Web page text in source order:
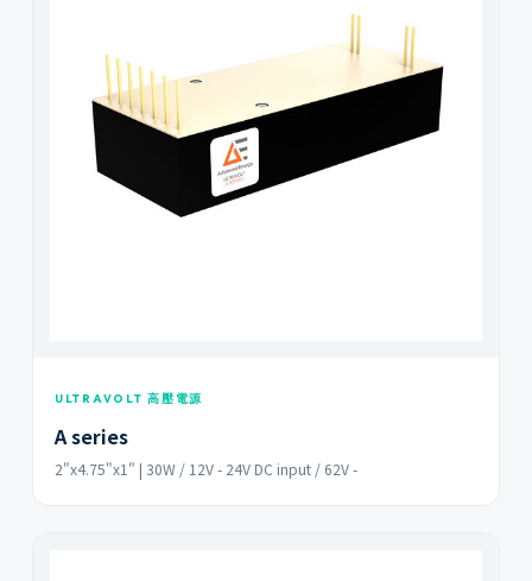
ULTRAVOLT 高壓電源
A series
2"x4.75"x1" | 30W / 12V - 24V DC input / 62V -